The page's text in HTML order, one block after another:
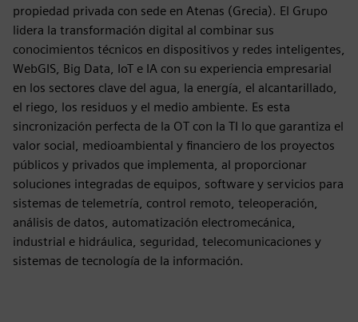
propiedad privada con sede en Atenas (Grecia). El Grupo
lidera la transformación digital al combinar sus
conocimientos técnicos en dispositivos y redes inteligentes,
WebGIS, Big Data, IoT e IA con su experiencia empresarial
en los sectores clave del agua, la energía, el alcantarillado,
el riego, los residuos y el medio ambiente. Es esta
sincronización perfecta de la OT con la TI lo que garantiza el
valor social, medioambiental y financiero de los proyectos
públicos y privados que implementa, al proporcionar
soluciones integradas de equipos, software y servicios para
sistemas de telemetría, control remoto, teleoperación,
análisis de datos, automatización electromecánica,
industrial e hidráulica, seguridad, telecomunicaciones y
sistemas de tecnología de la información.